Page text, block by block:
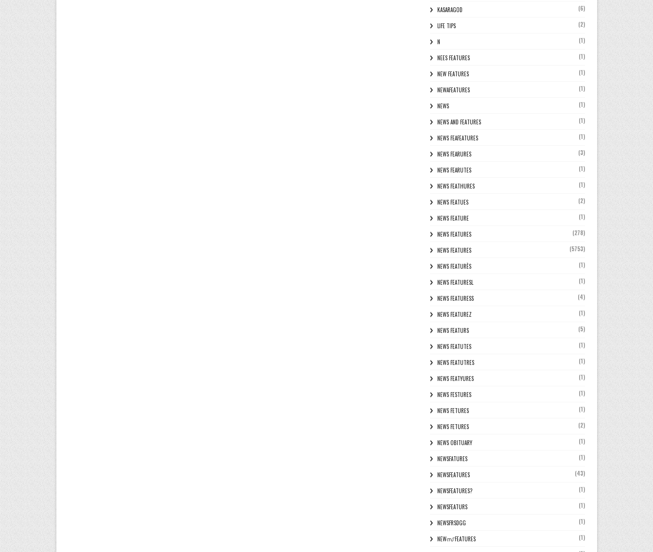
KASARAGOD (6)
LIFE TIPS (2)
N (1)
NEES FEATURES (1)
NEW FEATURES (1)
NEWAFEATURES (1)
NEWS (1)
NEWS AND FEATURES (1)
NEWS FEAFEATURES (1)
NEWS FEARURES (3)
NEWS FEARUTES (1)
NEWS FEATHURES (1)
NEWS FEATUES (2)
NEWS FEATURE (1)
NEWS FEATURES (278)
NEWS FEATURES (5753)
NEWS FEATURÈS (1)
NEWS FEATURESL (1)
NEWS FEATURESS (4)
NEWS FEATUREZ (1)
NEWS FEATURS (5)
NEWS FEATUTES (1)
NEWS FEATUTRES (1)
NEWS FEATYURES (1)
NEWS FESTURES (1)
NEWS FETURES (1)
NEWS FETURES (2)
NEWS OBITUARY (1)
NEWSFATURES (1)
NEWSFEATURES (43)
NEWSFEATURES? (1)
NEWSFEATURS (1)
NEWSFRSDGG (1)
NEWസ് FEATURES (1)